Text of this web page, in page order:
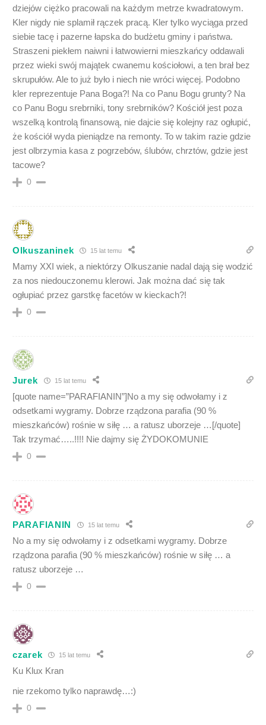
dziejów ciężko pracowali na każdym metrze kwadratowym.
Kler nigdy nie splamił rączek pracą. Kler tylko wyciąga przed
siebie tacę i pazerne łapska do budżetu gminy i państwa.
Straszeni piekłem naiwni i łatwowierni mieszkańcy oddawali
przez wieki swój majątek cwanemu kościołowi, a ten brał bez
skrupułów. Ale to już było i niech nie wróci więcej. Podobno
kler reprezentuje Pana Boga?! Na co Panu Bogu grunty? Na
co Panu Bogu srebrniki, tony srebrników? Kościół jest poza
wszelką kontrolą finansową, nie dajcie się kolejny raz ogłupić,
że kościół wyda pieniądze na remonty. To w takim razie gdzie
jest olbrzymia kasa z pogrzebów, ślubów, chrztów, gdzie jest
tacowe?
0
Olkuszaninek 15 lat temu
Mamy XXI wiek, a niektórzy Olkuszanie nadal dają się wodzić
za nos niedouczonemu klerowi. Jak można dać się tak
ogłupiać przez garstkę facetów w kieckach?!
0
Jurek 15 lat temu
[quote name=”PARAFIANIN”]No a my się odwołamy i z
odsetkami wygramy. Dobrze rządzona parafia (90 %
mieszkańców) rośnie w siłę … a ratusz uborzeje …[/quote]
Tak trzymać…..!!!! Nie dajmy się ŻYDOKOMUNIE
0
PARAFIANIN 15 lat temu
No a my się odwołamy i z odsetkami wygramy. Dobrze
rządzona parafia (90 % mieszkańców) rośnie w siłę … a
ratusz uborzeje …
0
czarek 15 lat temu
Ku Klux Kran
nie rzekomo tylko naprawdę…:)
0